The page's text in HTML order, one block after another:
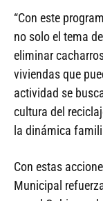
“Con este
no solo el tema
eliminar
viviendas que
actividad se
cultura del
la dinámica
Con estas
Municipal